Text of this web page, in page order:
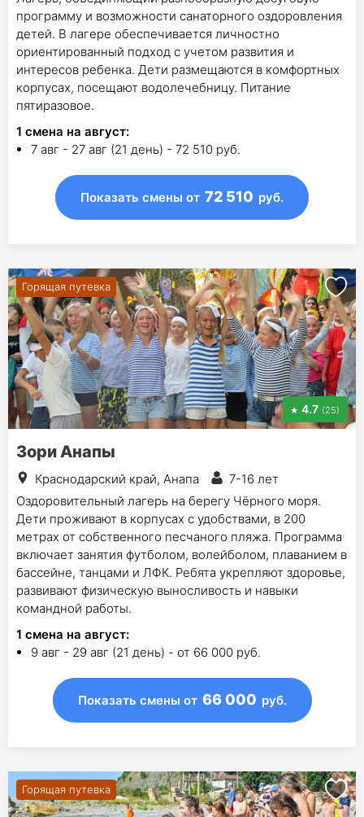
программу и возможности санаторного оздоровления
детей. В лагере обеспечивается личностно
ориентированный подход с учетом развития и
интересов ребенка. Дети размещаются в комфортных
корпусах, посещают водолечебницу. Питание
пятиразовое.
1 смена на август:
7 авг - 27 авг (21 день) - 72 510 руб.
Показать смены от 72 510 руб.
Горящая путевка
4.7 (25)
Зори Анапы
Краснодарский край, Анапа
7-16 лет
Оздоровительный лагерь на берегу Чёрного моря.
Дети проживают в корпусах с удобствами, в 200
метрах от собственного песчаного пляжа. Программа
включает занятия футболом, волейболом, плаванием в
бассейне, танцами и ЛФК. Ребята укрепляют здоровье,
развивают физическую выносливость и навыки
командной работы.
1 смена на август:
9 авг - 29 авг (21 день) - от 66 000 руб.
Показать смены от 66 000 руб.
Горящая путевка